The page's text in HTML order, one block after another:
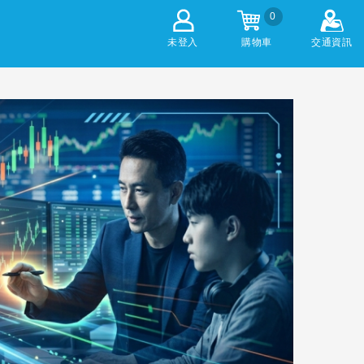
未登入
0
購物車 交通資訊